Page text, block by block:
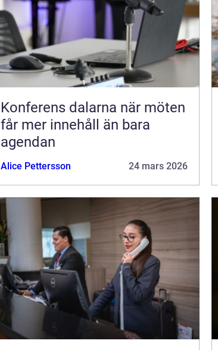
Konferens dalarna när möten
får mer innehåll än bara
agendan
Alice Pettersson 24 mars 2026